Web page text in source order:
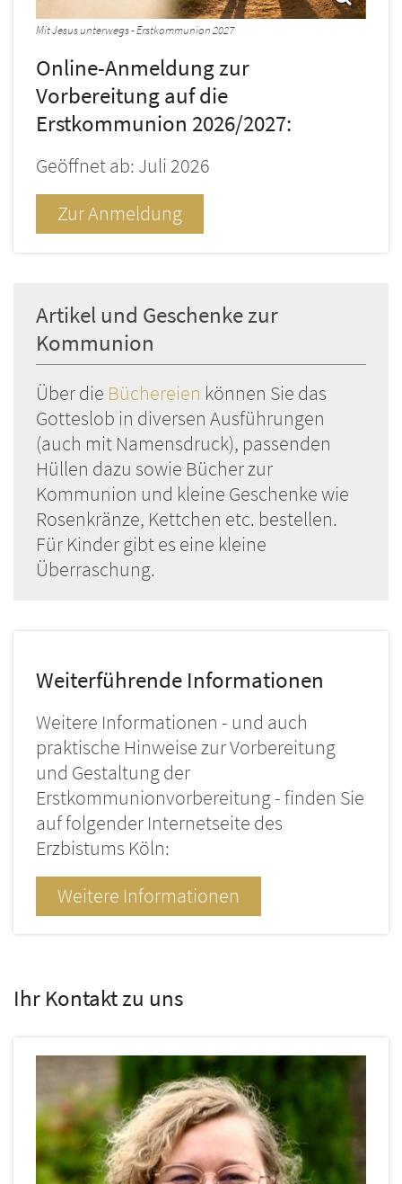
Mit Jesus unterwegs - Erstkommunion 2027
Online-Anmeldung zur
Vorbereitung auf die
Erstkommunion 2026/2027:
Geöffnet ab: Juli 2026
Zur Anmeldung
Artikel und Geschenke zur
Kommunion
Über die Büchereien können Sie das
Gotteslob in diversen Ausführungen
(auch mit Namensdruck), passenden
Hüllen dazu sowie Bücher zur
Kommunion und kleine Geschenke wie
Rosenkränze, Kettchen etc. bestellen.
Für Kinder gibt es eine kleine
Überraschung.
Weiterführende Informationen
Weitere Informationen - und auch
praktische Hinweise zur Vorbereitung
und Gestaltung der
Erstkommunionvorbereitung - finden Sie
auf folgender Internetseite des
Erzbistums Köln:
Weitere Informationen
Ihr Kontakt zu uns